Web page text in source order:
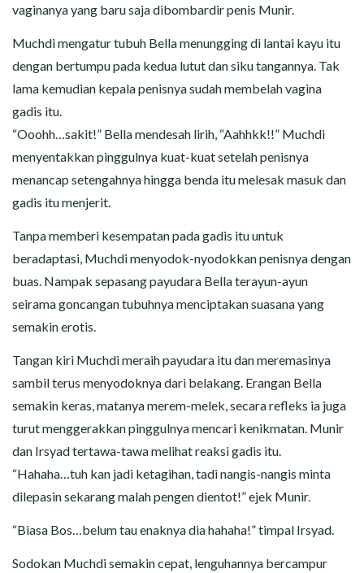
vaginanya yang baru saja dibombardir penis Munir.
Muchdi mengatur tubuh Bella menungging di lantai kayu itu
dengan bertumpu pada kedua lutut dan siku tangannya. Tak
lama kemudian kepala penisnya sudah membelah vagina
gadis itu.
“Ooohh…sakit!” Bella mendesah lirih, “Aahhkk!!” Muchdi
menyentakkan pinggulnya kuat-kuat setelah penisnya
menancap setengahnya hingga benda itu melesak masuk dan
gadis itu menjerit.
Tanpa memberi kesempatan pada gadis itu untuk
beradaptasi, Muchdi menyodok-nyodokkan penisnya dengan
buas. Nampak sepasang payudara Bella terayun-ayun
seirama goncangan tubuhnya menciptakan suasana yang
semakin erotis.
Tangan kiri Muchdi meraih payudara itu dan meremasinya
sambil terus menyodoknya dari belakang. Erangan Bella
semakin keras, matanya merem-melek, secara refleks ia juga
turut menggerakkan pinggulnya mencari kenikmatan. Munir
dan Irsyad tertawa-tawa melihat reaksi gadis itu.
“Hahaha…tuh kan jadi ketagihan, tadi nangis-nangis minta
dilepasin sekarang malah pengen dientot!” ejek Munir.
“Biasa Bos…belum tau enaknya dia hahaha!” timpal Irsyad.
Sodokan Muchdi semakin cepat, lenguhannya bercampur